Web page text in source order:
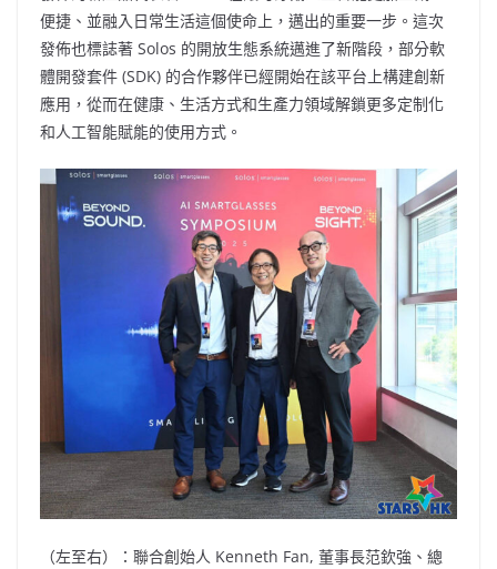
便捷、並融入日常生活這個使命上，邁出的重要一步。這次
發佈也標誌著 Solos 的開放生態系統邁進了新階段，部分軟
體開發套件 (SDK) 的合作夥伴已經開始在該平台上構建創新
應用，從而在健康、生活方式和生產力領域解鎖更多定制化
和人工智能賦能的使用方式。
（左至右）：聯合創始人 Kenneth Fan, 董事長范欽強、總